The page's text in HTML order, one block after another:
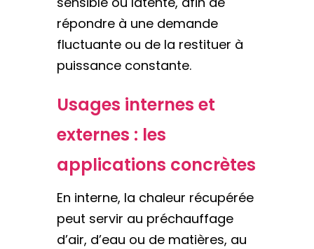
répondre à une demande
fluctuante ou de la restituer à
puissance constante.
Usages internes et
externes : les
applications concrètes
En interne, la chaleur récupérée
peut servir au préchauffage
d’air, d’eau ou de matières, au